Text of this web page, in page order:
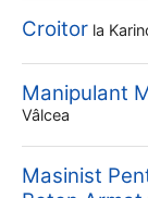
Croitor la
Manipulant
Vâlcea
Masinist